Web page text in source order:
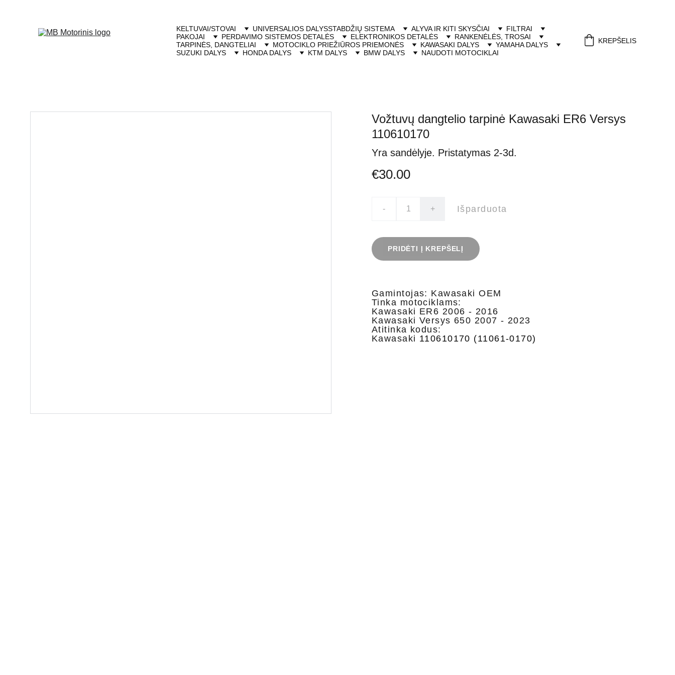
KELTUVAI/STOVAI UNIVERSALIOS DALYSSTABDŽIŲ SISTEMA ALYVA IR KITI SKYSČIAI
FILTRAI
PAKOJAI
PERDAVIMO SISTEMOS DETALĖS ELEKTRONIKOS DETALĖS
RANKENĖLĖS, TROSAI
TARPINĖS, DANGTELIAI
MOTOCIKLO PRIEŽIŪROS PRIEMONĖS KAWASAKI DALYS
YAMAHA DALYS
SUZUKI DALYS
HONDA DALYS KTM DALYS BMW DALYS NAUDOTI MOTOCIKLAI
KREPŠELIS
Vožtuvų dangtelio tarpinė Kawasaki ER6 Versys
110610170
Yra sandėlyje. Pristatymas 2-3d.
€30.00
- + Išparduota
PRIDĖTI Į KREPŠELĮ
Gamintojas: Kawasaki OEM
Tinka motociklams:
Kawasaki ER6 2006 - 2016
Kawasaki Versys 650 2007 - 2023
Atitinka kodus:
Kawasaki 110610170 (11061-0170)